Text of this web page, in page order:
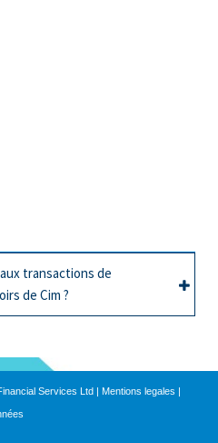
transactions de
de Cim ?
aux transactions de
facilités de crédit,
auprès de
Services Ltd | Mentions legales |